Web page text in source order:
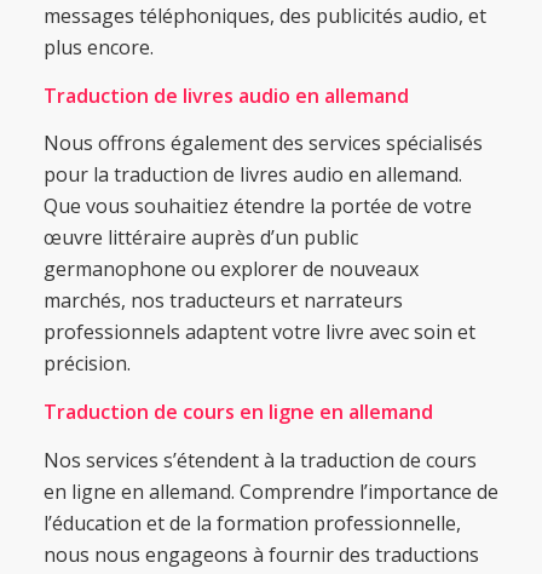
messages téléphoniques, des publicités audio, et
plus encore.
Traduction de livres audio en allemand
Nous offrons également des services spécialisés
pour la traduction de livres audio en allemand.
Que vous souhaitiez étendre la portée de votre
œuvre littéraire auprès d’un public
germanophone ou explorer de nouveaux
marchés, nos traducteurs et narrateurs
professionnels adaptent votre livre avec soin et
précision.
Traduction de cours en ligne en allemand
Nos services s’étendent à la traduction de cours
en ligne en allemand. Comprendre l’importance de
l’éducation et de la formation professionnelle,
nous nous engageons à fournir des traductions